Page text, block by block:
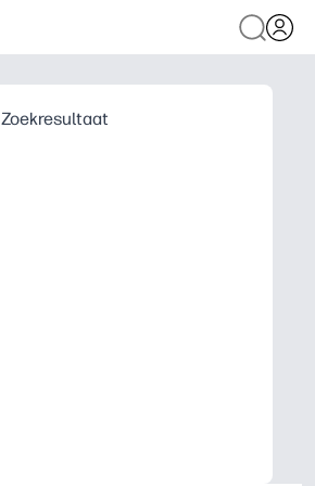
Zoekresultaat